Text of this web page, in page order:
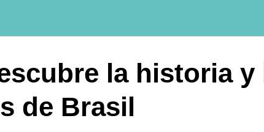
la historia
de Brasil